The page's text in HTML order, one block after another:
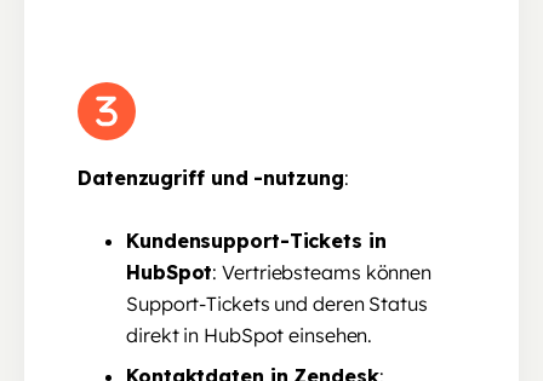
Datenzugriff und -nutzung:
Kundensupport-Tickets in
HubSpot: Vertriebsteams können
Support-Tickets und deren Status
direkt in HubSpot einsehen.
Kontaktdaten in Zendesk: